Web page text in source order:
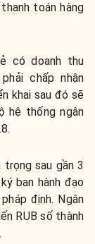
toán hàng
có doanh thu
chấp nhận
khai sau đó sẽ
hệ thống ngân
sau gần 3
ban hành đạo
định. Ngân
RUB số thành